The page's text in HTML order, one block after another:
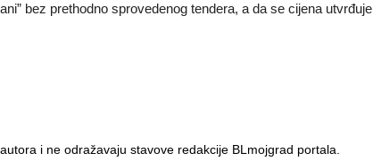
bez prethodno sprovedenog tendera, a da se cijena utvrđuje
i ne odražavaju stavove redakcije BLmojgrad portala.